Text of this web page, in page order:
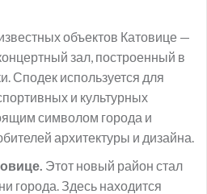
объектов Катовице —
зал, построенный в
Сподек используется для
и культурных
символом города и
архитектуры и дизайна.
Этот новый район стал
города. Здесь находится